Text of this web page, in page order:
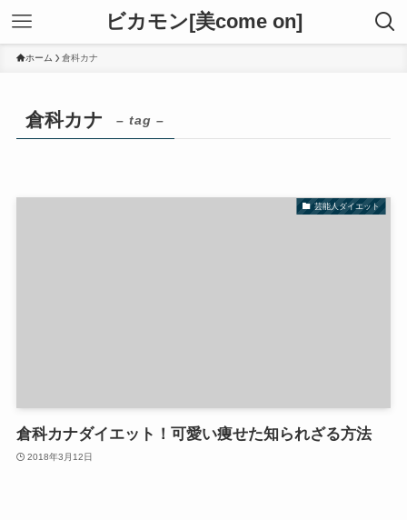
ビカモン[美come on]
ホーム 倉科カナ
倉科カナ – tag –
芸能人ダイエット
倉科カナダイエット！可愛い痩せた知られざる方法
2018年3月12日